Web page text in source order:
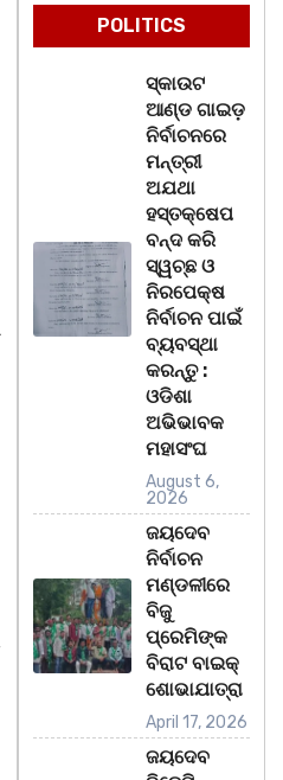
POLITICS
ସ୍କାଉଟ
ଆଣ୍ଡ ଗାଇଡ଼
ନିର୍ବାଚନରେ
ମନ୍ତ୍ରୀ
ଅଯଥା
ହସ୍ତକ୍ଷେପ
ବନ୍ଦ କରି
ସ୍ୱଚ୍ଛ ଓ
ନିରପେକ୍ଷ
ନିର୍ବାଚନ ପାଇଁ
ବ୍ୟବସ୍ଥା
କରନ୍ତୁ :
ଓଡିଶା
ଅଭିଭାବକ
ମହାସଂଘ
August 6,
2026
ଜୟଦେବ
ନିର୍ବାଚନ
ମଣ୍ଡଳୀରେ
ବିଜୁ
ପ୍ରେମିଙ୍କ
ବିରାଟ ବାଇକ୍
ଶୋଭାଯାତ୍ରା
April 17, 2026
ଜୟଦେବ